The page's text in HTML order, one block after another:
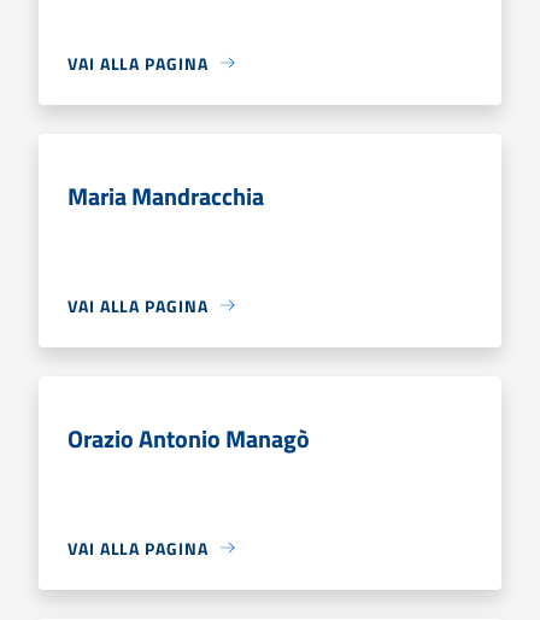
VAI ALLA PAGINA
Maria Mandracchia
VAI ALLA PAGINA
Orazio Antonio Managò
VAI ALLA PAGINA